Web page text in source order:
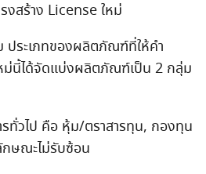
งสร้าง License ใหม่
ประเภทของผลิตภัณฑ์ที่ให้คำ
ม่นี้ได้จัดแบ่งผลิตภัณฑ์เป็น 2 กลุ่ม
ทั่วไป คือ หุ้ม/ตราสารทุน, กองทุน
ษณะไม่รับซ้อน